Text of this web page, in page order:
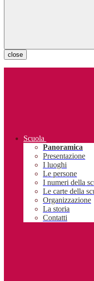
close
Scuola
Panoramica
Presentazione
I luoghi
Le persone
I numeri della
Le carte della
Organizzazione
La storia
Contatti